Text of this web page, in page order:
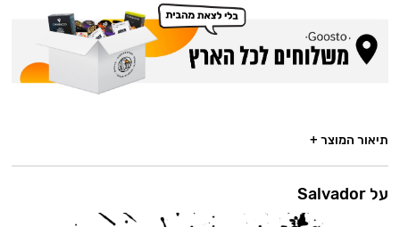
תיאור המוצר +
על Salvador